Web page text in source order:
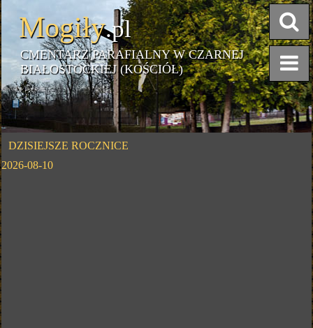
Mogiły.pl
CMENTARZ PARAFIALNY W CZARNEJ
BIAŁOSTOCKIEJ (KOŚCIÓŁ)
DZISIEJSZE ROCZNICE
2026-08-10